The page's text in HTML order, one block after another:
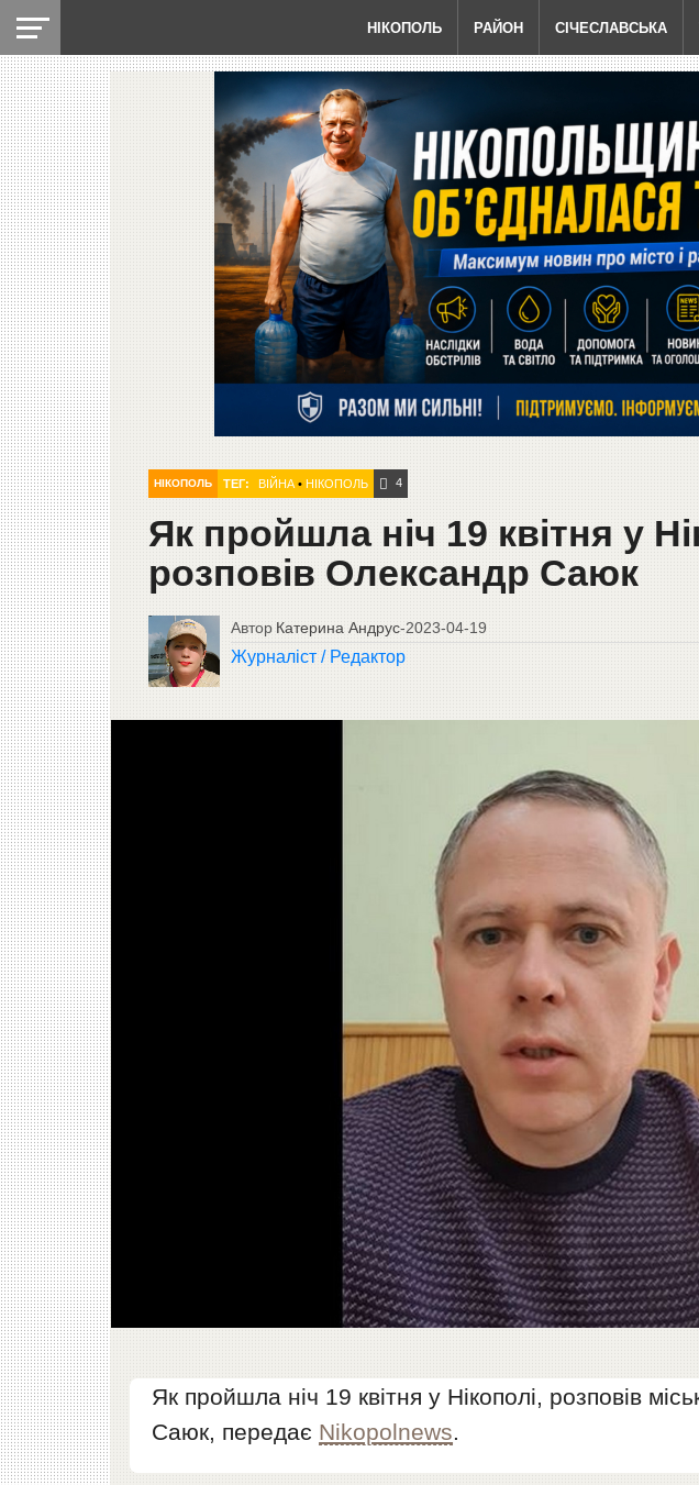
НІКОПОЛЬ РАЙОН СІЧЕСЛАВСЬКА
НІКОПОЛЬ ТЕГ: ВІЙНА• НІКОПОЛЬ 4
Як пройшла ніч 19 квітня у
розповів Олександр Саюк
Автор Катерина Андрус-2023-04-19
Журналіст / Редактор
Як пройшла ніч 19 квітня у Нікополі, розповів
Саюк, передає Nikopolnews.